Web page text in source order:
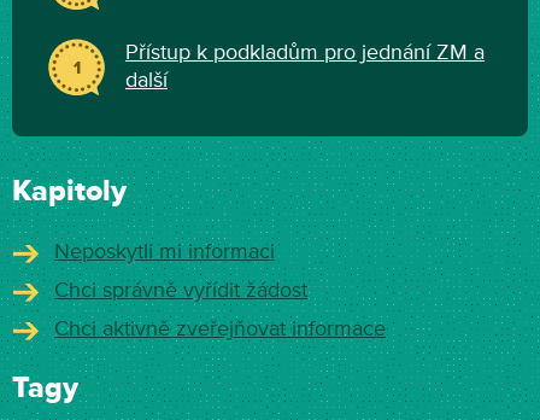
1
Přístup k podkladům pro jednání ZM a
další
Kapitoly
Neposkytli mi informaci
Chci správně vyřídit žádost
Chci aktivně zveřejňovat informace
Tagy